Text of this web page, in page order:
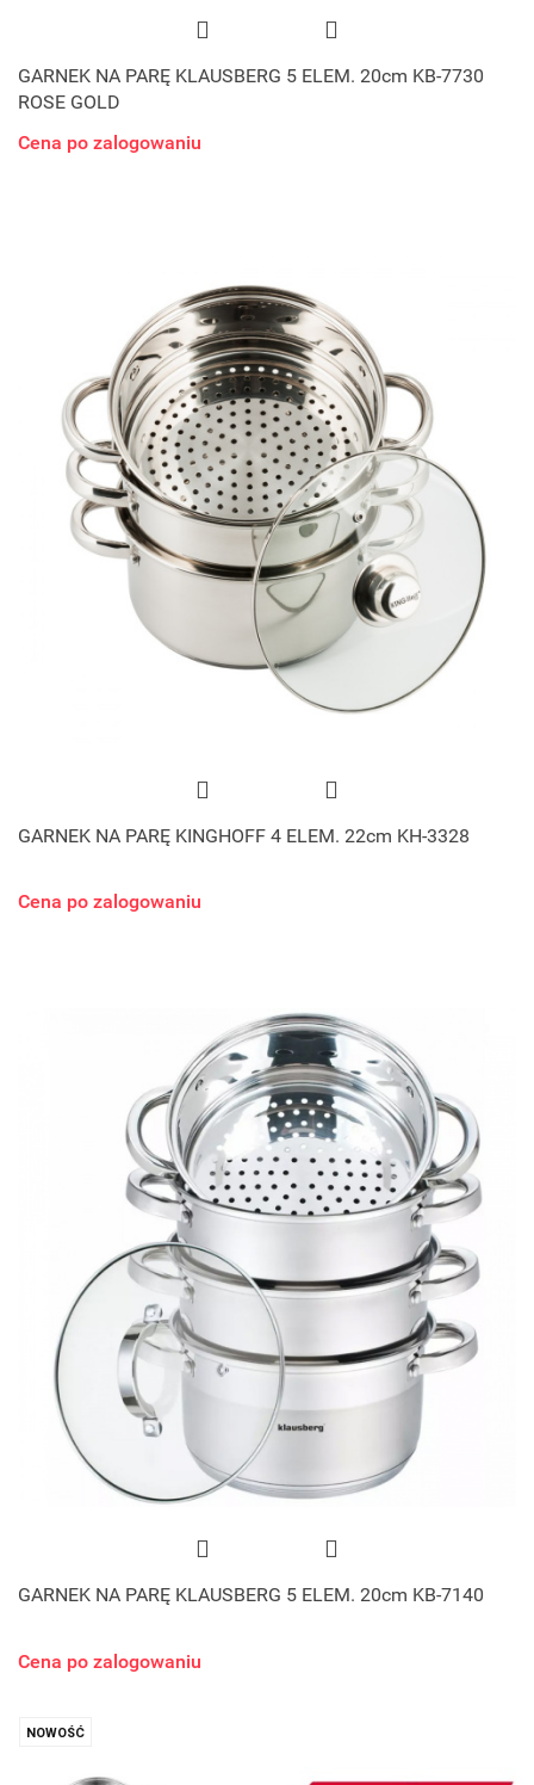
GARNEK NA PARĘ KLAUSBERG 5 ELEM. 20cm KB-7730
ROSE GOLD
Cena po zalogowaniu
GARNEK NA PARĘ KINGHOFF 4 ELEM. 22cm KH-3328
Cena po zalogowaniu
GARNEK NA PARĘ KLAUSBERG 5 ELEM. 20cm KB-7140
Cena po zalogowaniu
NOWOŚĆ